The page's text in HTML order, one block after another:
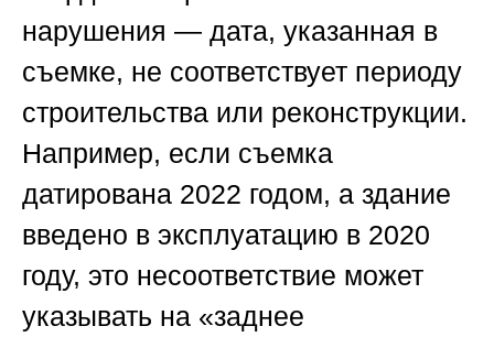
нарушения — дата, указанная в
съемке, не соответствует периоду
строительства или реконструкции.
Например, если съемка
датирована 2022 годом, а здание
введено в эксплуатацию в 2020
году, это несоответствие может
указывать на «заднее